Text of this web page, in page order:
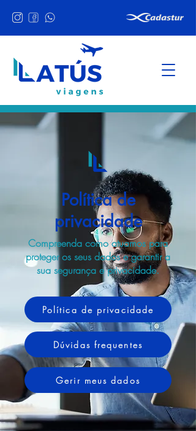
Política de
privacidade
Compreenda como atuamos para
proteger os seus dados e garantir a
sua segurança e privacidade.
Política de privacidade
Dúvidas frequentes
Gerir meus dados